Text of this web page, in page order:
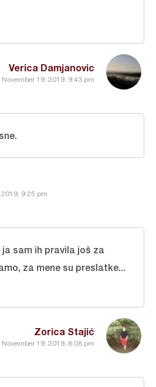
Verica Damjanovic
November 19, 2019, 9:43 pm
9:25 pm
Zorica Stajić
November 19, 2019, 8:08 pm
ja sam ih pravila još za
za mene su preslatke...